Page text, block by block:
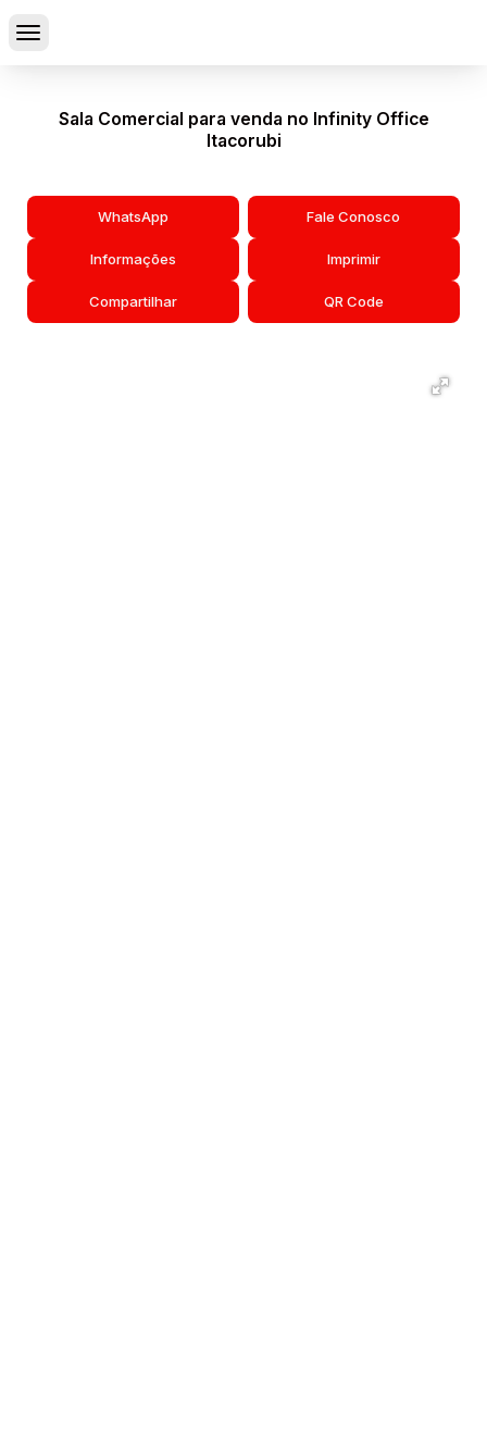
Sala Comercial para venda no Infinity Office
Itacorubi
WhatsApp Fale Conosco
Informações Imprimir
Compartilhar QR Code